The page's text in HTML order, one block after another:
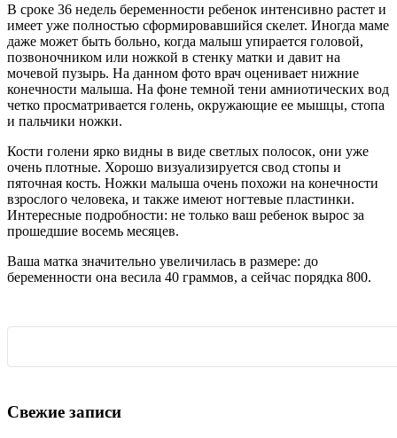
В сроке 36 недель беременности ребенок интенсивно растет и
имеет уже полностью сформировавшийся скелет. Иногда маме
даже может быть больно, когда малыш упирается головой,
позвоночником или ножкой в стенку матки и давит на
мочевой пузырь. На данном фото врач оценивает нижние
конечности малыша. На фоне темной тени амниотических вод
четко просматривается голень, окружающие ее мышцы, стопа
и пальчики ножки.
Кости голени ярко видны в виде светлых полосок, они уже
очень плотные. Хорошо визуализируется свод стопы и
пяточная кость. Ножки малыша очень похожи на конечности
взрослого человека, и также имеют ногтевые пластинки.
Интересные подробности: не только ваш ребенок вырос за
прошедшие восемь месяцев.
Ваша матка значительно увеличилась в размере: до
беременности она весила 40 граммов, а сейчас порядка 800.
Свежие записи